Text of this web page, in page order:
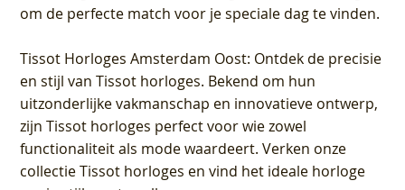
om de perfecte match voor je speciale dag te vinden.
Tissot Horloges Amsterdam Oost: Ontdek de precisie
en stijl van Tissot horloges. Bekend om hun
uitzonderlijke vakmanschap en innovatieve ontwerp,
zijn Tissot horloges perfect voor wie zowel
functionaliteit als mode waardeert. Verken onze
collectie Tissot horloges en vind het ideale horloge